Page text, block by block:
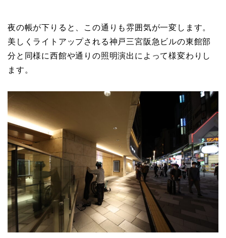
夜の帳が下りると、この通りも雰囲気が一変します。
美しくライトアップされる神戸三宮阪急ビルの東館部
分と同様に西館や通りの照明演出によって様変わりし
ます。